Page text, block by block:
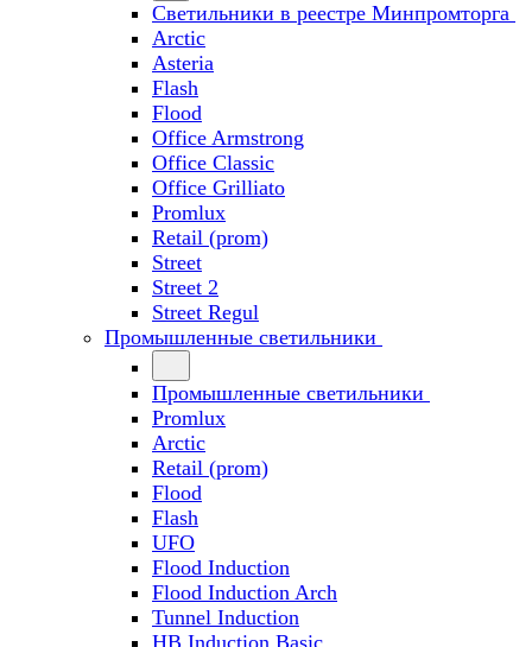
Светильники в реестре Минпромторга
Arctic
Asteria
Flash
Flood
Office Armstrong
Office Classic
Office Grilliato
Promlux
Retail (prom)
Street
Street 2
Street Regul
Промышленные светильники
Промышленные светильники
Promlux
Arctic
Retail (prom)
Flood
Flash
UFO
Flood Induction
Flood Induction Arch
Tunnel Induction
HB Induction Basic